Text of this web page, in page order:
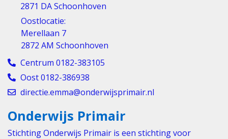
2871 DA Schoonhoven
Oostlocatie:
Merellaan 7
2872 AM Schoonhoven
Centrum 0182-383105
Oost 0182-386938
directie.emma@onderwijsprimair.nl
Onderwijs Primair
Stichting Onderwijs Primair is een stichting voor